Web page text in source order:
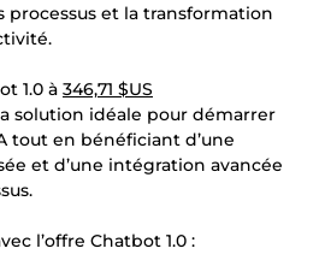
processus et la transformation
1.0 à 346,71 $US
solution idéale pour démarrer
tout en bénéficiant d’une
et d’une intégration avancée
l’offre Chatbot 1.0 :